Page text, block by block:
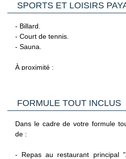
- Tennis de table.
SPORTS ET LOISIRS
- Billard.
- Court de tennis.
- Sauna.
À proximité :
- Agios Neofytos CatPark : parc à
FORMULE TOUT INCLUS
Dans le cadre de votre formule
de :
- Repas au restaurant principal